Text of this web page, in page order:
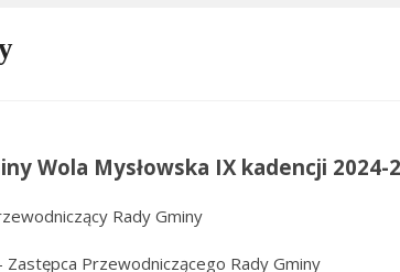
Wola Mysłowska IX kadencji 2024-
Rady Gminy
Przewodniczącego Rady Gminy